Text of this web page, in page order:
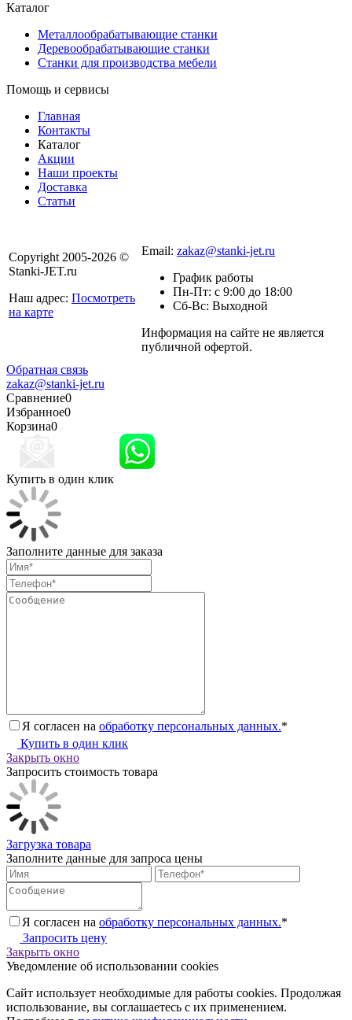
Каталог
Металлообрабатывающие станки
Деревообрабатывающие станки
Станки для производства мебели
Помощь и сервисы
Главная
Контакты
Каталог
Акции
Наши проекты
Доставка
Статьи
Copyright 2005-2026 ©
Stanki-JET.ru
Наш адрес: Посмотреть
на карте
Email: zakaz@stanki-jet.ru
График работы
Пн-Пт: с 9:00 до 18:00
Сб-Вс: Выходной
Информация на сайте не является
публичной офертой.
Обратная связь
zakaz@stanki-jet.ru
Сравнение0
Избранное0
Корзина0
Купить в один клик
Заполните данные для заказа
Я согласен на обработку персональных данных.*
Купить в один клик
Закрыть окно
Запросить стоимость товара
Загрузка товара
Заполните данные для запроса цены
Я согласен на обработку персональных данных.*
Запросить цену
Закрыть окно
Уведомление об использовании cookies
Сайт использует необходимые для работы cookies. Продолжая
использование, вы соглашаетесь с их применением.